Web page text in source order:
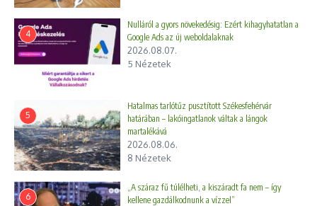
4
Nulláról a gyors növekedésig: Ezért kihagyhatatlan a
Google Ads az új weboldalaknak
2026.08.07.
5 Nézetek
5
Hatalmas tarlótűz pusztított Székesfehérvár
határában – lakóingatlanok váltak a lángok
martalékává
2026.08.06.
8 Nézetek
6
„A száraz fű túlélheti, a kiszáradt fa nem – így
kellene gazdálkodnunk a vízzel”